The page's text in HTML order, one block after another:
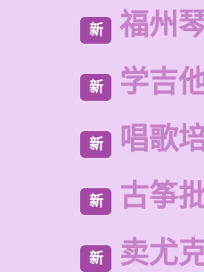
新 福州
新 学吉
新 唱歌
新 古筝
新 卖尤